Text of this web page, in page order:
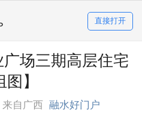
买房卖房！
就上融水好门户APP
直接打开
场三期高层住宅
】
来自广西 融水好门户